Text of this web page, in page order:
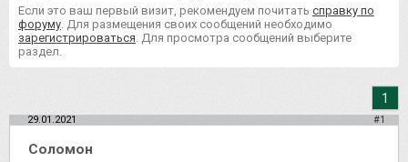
Если это ваш первый визит, рекомендуем почитать справку по
форуму . Для размещения своих сообщений необходимо
зарегистрироваться . Для просмотра сообщений выберите
раздел.
1
29.01.2021 #1
Соломон